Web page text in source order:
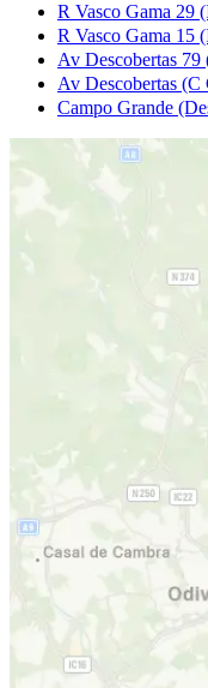
R Vasco Gama 29
R Vasco Gama 15
Av Descobertas 79
Av Descobertas (C
Campo Grande